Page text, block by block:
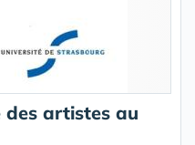
des artistes au